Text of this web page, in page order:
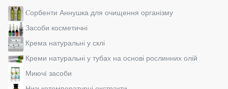
Cорбенти Аннушка для очищення організму
Засоби косметичні
Крема натуральні у склі
Креми натуральні у тубах на основі рослинних олій
Миючi засоби